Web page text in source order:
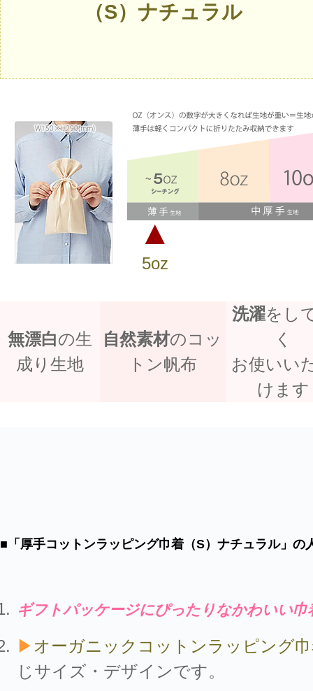
（S）ナチュラル
▲
5oz
無漂白の生
成り生地
自然素材のコッ
トン帆布
洗濯をし
く
お使いい
けます
■「厚手コットンラッピング巾着（S）ナチュラル」の
ギフトパッケージにぴったりなかわいい巾
▶オーガニックコットンラッピング
じサイズ・デザインです。